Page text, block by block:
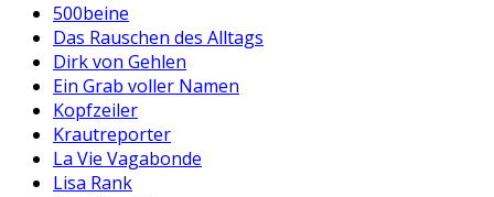
500beine
Das Rauschen des Alltags
Dirk von Gehlen
Ein Grab voller Namen
Kopfzeiler
Krautreporter
La Vie Vagabonde
Lisa Rank